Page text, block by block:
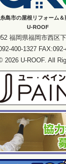
島市の屋根リフォーム
U-ROOF
福岡県福岡市西区
400-1327
2026 U-ROOF. All